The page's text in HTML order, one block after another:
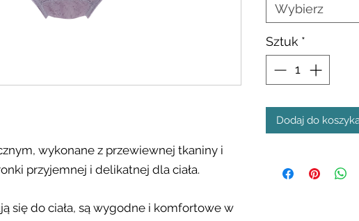
wykonane z przewiewnej tkaniny i
przyjemnej i delikatnej dla ciała.
się do ciała, są wygodne i komfortowe w
Wybierz
Sztuk *
Dodaj do